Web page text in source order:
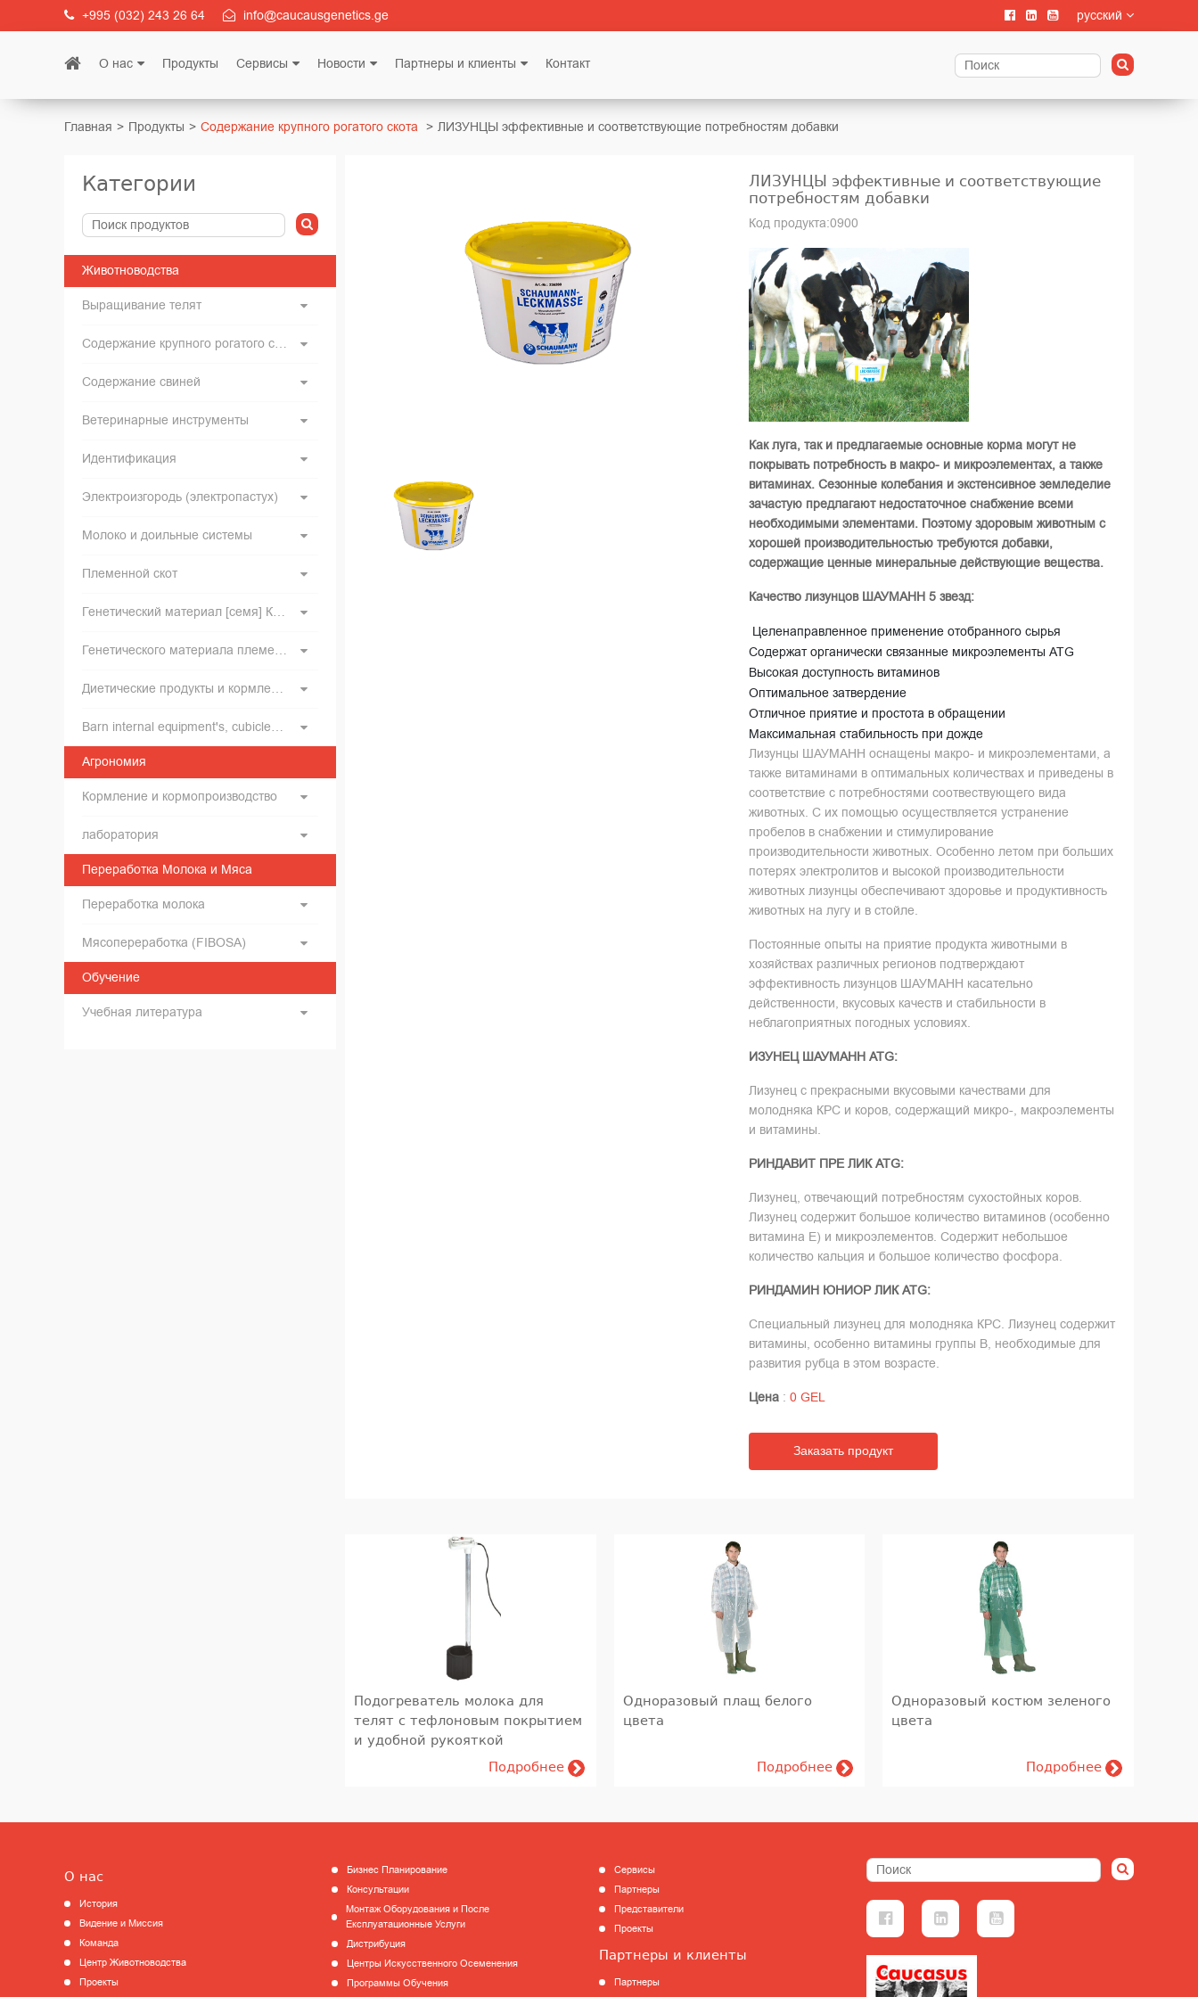
+995 (032) 243 26 64 info@caucausgenetics.ge русский
О нас Продукты Сервисы Новости Партнеры и клиенты Контакт
Главная Продукты Содержание крупного рогатого скота ЛИЗУНЦЫ эффективные и соответствующие потребностям добавки
Категории
Животноводства
Выращивание телят
Содержание крупного рогатого скота
Содержание свиней
Ветеринарные инструменты
Идентификация
Электроизгородь (электропастух)
Молоко и доильные системы
Племенной скот
Генетический материал [семя] КРС и инвентарь для искусственного оплодотворения
Генетического материала племенного хряков
Диетические продукты и кормление
Barn internal equipment's, cubicles, feed barriers, free stall, tied up stalls, boxes, cattle gates
Агрономия
Кормление и кормопроизводство
лаборатория
Переработка Молока и Мяса
Переработка молока
Мясопереработка (FIBOSA)
Обучение
Учебная литература
ЛИЗУНЦЫ эффективные и соответствующие
потребностям добавки
Код продукта:0900
Как луга, так и предлагаемые основные корма могут не
покрывать потребность в макро- и микроэлементах, а также
витаминах. Сезонные колебания и экстенсивное земледелие
зачастую предлагают недостаточное снабжение всеми
необходимыми элементами. Поэтому здоровым животным с
хорошей производительностью требуются добавки,
содержащие ценные минеральные действующие вещества.
Качество лизунцов ШАУМАНН5 звезд:
Целенаправленное применение отобранного сырья
Содержат органически связанные микроэлементы ATG
Высокая доступность витаминов
Оптимальное затвердение
Отличное приятие и простота в обращении
Максимальная стабильность при дожде
Лизунцы ШАУМАНН оснащены макро- и микроэлементами, а
также витаминами в оптимальных количествах и приведены в
соответствие с потребностями соотвествующего вида
животных. С их помощью осуществляется устранение
пробелов в снабжении и стимулирование
производительности животных. Особенно летом при больших
потерях электролитов и высокой производительности
животных лизунцы обеспечивают здоровье и продуктивность
животных на лугу и в стойле.
Постоянные опыты на приятие продукта животными в
хозяйствах различных регионов подтверждают
эффективность лизунцов ШАУМАНН касательно
действенности, вкусовых качеств и стабильности в
неблагоприятных погодных условиях.
ИЗУНЕЦ ШАУМАНН ATG:
Лизунец с прекрасными вкусовыми качествами для
молодняка КРС и коров, содержащий микро-, макроэлементы
и витамины.
РИНДАВИТ ПРЕ ЛИК ATG:
Лизунец, отвечающий потребностям сухостойных коров.
Лизунец содержит большое количество витаминов (особенно
витамина Е) и микроэлементов. Содержит небольшое
количество кальция и большое количество фосфора.
РИНДАМИН ЮНИОР ЛИК ATG:
Специальный лизунец для молодняка КРС. Лизунец содержит
витамины, особенно витамины группы В, необходимые для
развития рубца в этом возрасте.
Цена: 0 GEL
Заказать продукт
Подогреватель молока для
телят с тефлоновым покрытием
и удобной рукояткой
Подробнее
Одноразовый плащ белого
цвета
Подробнее
Одноразовый костюм зеленого
цвета
Подробнее
О нас
История
Видение и Миссия
Команда
Центр Животноводства
Проекты
Бизнес Планирование
Консультации
Монтаж Оборудования и После
Експлуатационные Услуги
Дистрибуция
Центры Искусственного Осеменения
Программы Обучения
Сервисы
Партнеры
Представители
Проекты
Партнеры и клиенты
Партнеры